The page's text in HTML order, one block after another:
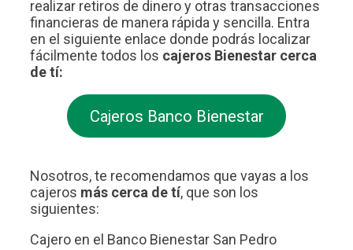
realizar retiros de dinero y otras transacciones
financieras de manera rápida y sencilla. Entra
en el siguiente enlace donde podrás localizar
fácilmente todos los cajeros Bienestar cerca
de tí:
Cajeros Banco Bienestar
Nosotros, te recomendamos que vayas a los
cajeros más cerca de tí, que son los
siguientes:
Cajero en el Banco Bienestar San Pedro